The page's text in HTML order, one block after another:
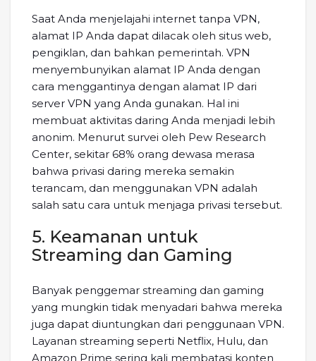
Saat Anda menjelajahi internet tanpa VPN,
alamat IP Anda dapat dilacak oleh situs web,
pengiklan, dan bahkan pemerintah. VPN
menyembunyikan alamat IP Anda dengan
cara menggantinya dengan alamat IP dari
server VPN yang Anda gunakan. Hal ini
membuat aktivitas daring Anda menjadi lebih
anonim. Menurut survei oleh Pew Research
Center, sekitar 68% orang dewasa merasa
bahwa privasi daring mereka semakin
terancam, dan menggunakan VPN adalah
salah satu cara untuk menjaga privasi tersebut.
5. Keamanan untuk
Streaming dan Gaming
Banyak penggemar streaming dan gaming
yang mungkin tidak menyadari bahwa mereka
juga dapat diuntungkan dari penggunaan VPN.
Layanan streaming seperti Netflix, Hulu, dan
Amazon Prime sering kali membatasi konten